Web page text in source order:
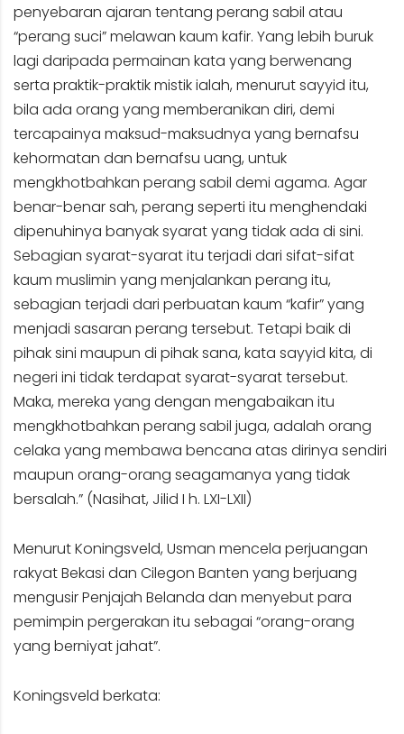
penyebaran ajaran tentang perang sabil atau
“perang suci” melawan kaum kafir. Yang lebih buruk
lagi daripada permainan kata yang berwenang
serta praktik-praktik mistik ialah, menurut sayyid itu,
bila ada orang yang memberanikan diri, demi
tercapainya maksud-maksudnya yang bernafsu
kehormatan dan bernafsu uang, untuk
mengkhotbahkan perang sabil demi agama. Agar
benar-benar sah, perang seperti itu menghendaki
dipenuhinya banyak syarat yang tidak ada di sini.
Sebagian syarat-syarat itu terjadi dari sifat-sifat
kaum muslimin yang menjalankan perang itu,
sebagian terjadi dari perbuatan kaum “kafir” yang
menjadi sasaran perang tersebut. Tetapi baik di
pihak sini maupun di pihak sana, kata sayyid kita, di
negeri ini tidak terdapat syarat-syarat tersebut.
Maka, mereka yang dengan mengabaikan itu
mengkhotbahkan perang sabil juga, adalah orang
celaka yang membawa bencana atas dirinya sendiri
maupun orang-orang seagamanya yang tidak
bersalah.” (Nasihat, Jilid I h. LXI-LXII)
Menurut Koningsveld, Usman mencela perjuangan
rakyat Bekasi dan Cilegon Banten yang berjuang
mengusir Penjajah Belanda dan menyebut para
pemimpin pergerakan itu sebagai “orang-orang
yang berniyat jahat”.
Koningsveld berkata: